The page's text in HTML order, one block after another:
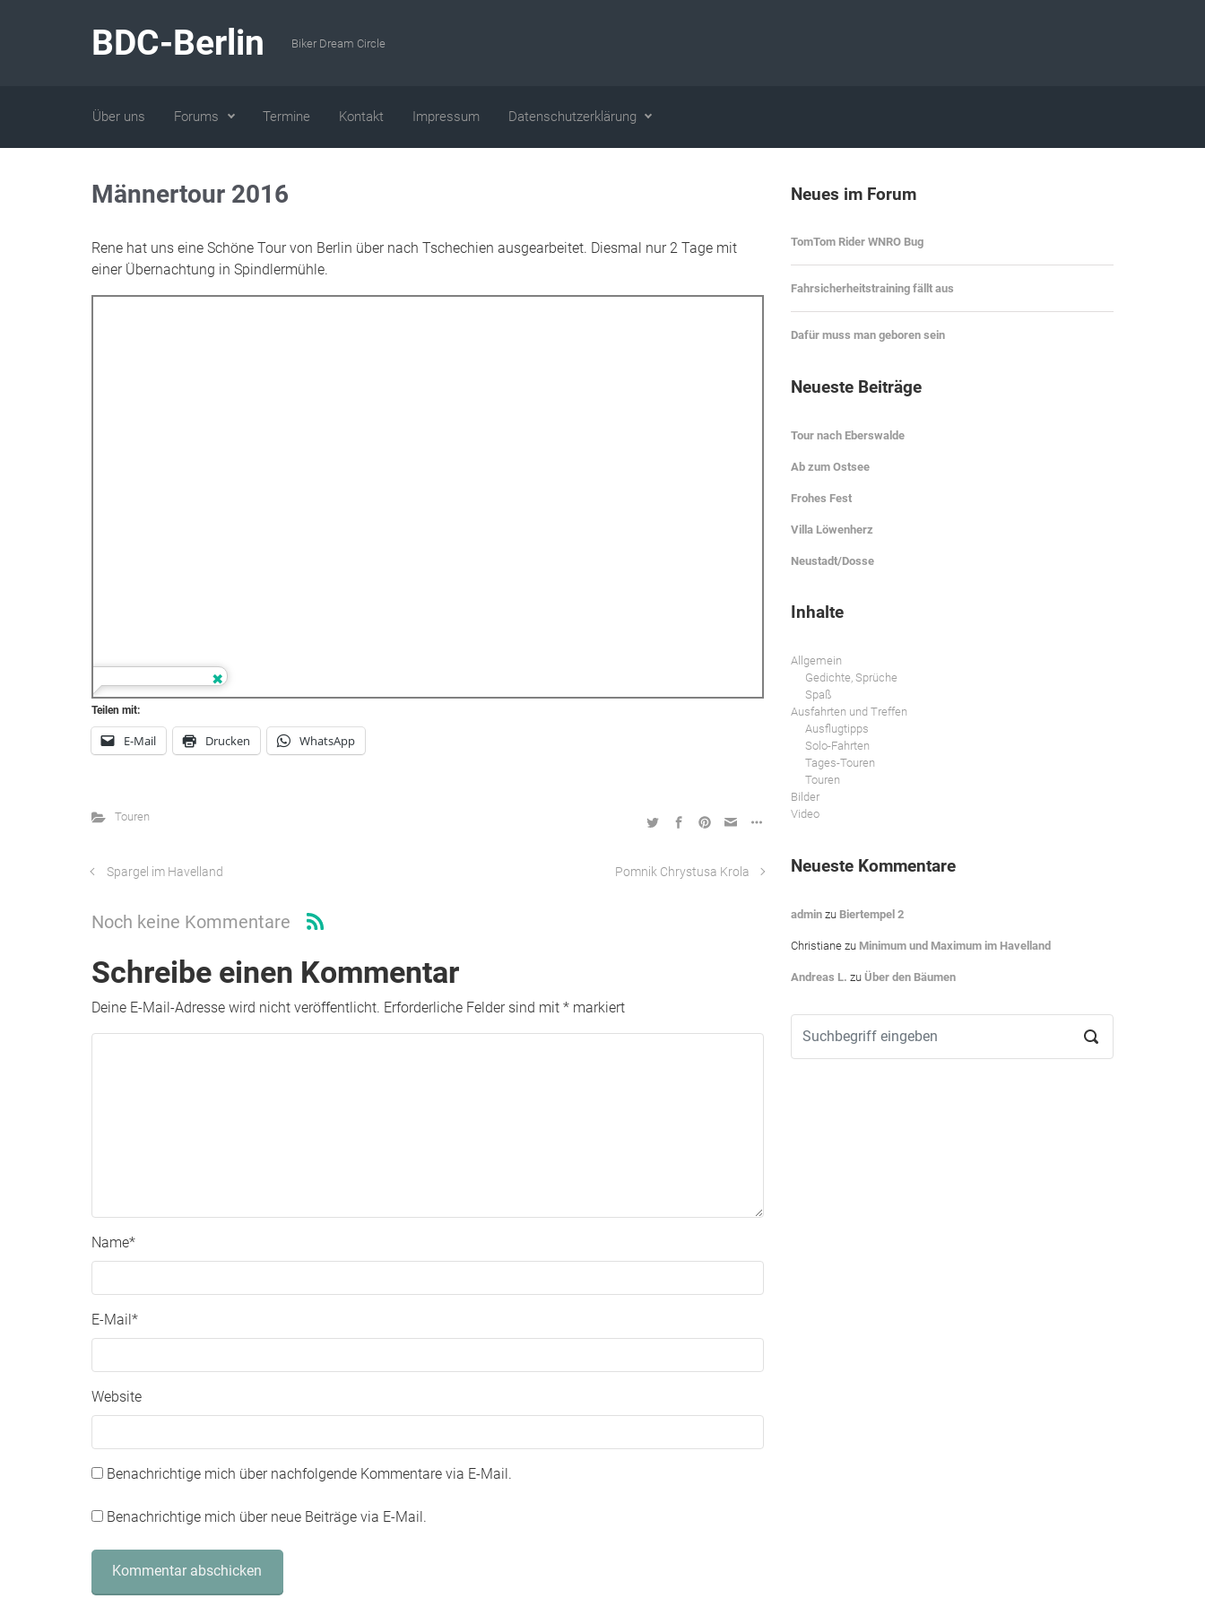
BDC-Berlin Biker Dream Circle
Über uns Forums Termine Kontakt Impressum Datenschutzerklärung
Männertour 2016
Rene hat uns eine Schöne Tour von Berlin über nach Tschechien ausgearbeitet. Diesmal nur 2 Tage mit
einer Übernachtung in Spindlermühle.
Teilen mit:
E-Mail Drucken WhatsApp
Touren
Spargel im Havelland Pomnik Chrystusa Krola
Noch keine Kommentare
Schreibe einen Kommentar
Deine E-Mail-Adresse wird nicht veröffentlicht. Erforderliche Felder sind mit * markiert
Name*
E-Mail *
Website
Benachrichtige mich über nachfolgende Kommentare via E-Mail.
Benachrichtige mich über neue Beiträge via E-Mail.
Neues im Forum
TomTom Rider WNRO Bug
Fahrsicherheitstraining fällt aus
Dafür muss man geboren sein
Neueste Beiträge
Tour nach Eberswalde
Ab zum Ostsee
Frohes Fest
Villa Löwenherz
Neustadt/Dosse
Inhalte
Allgemein
Gedichte, Sprüche
Spaß
Ausfahrten und Treffen
Ausflugtipps
Solo-Fahrten
Tages-Touren
Touren
Bilder
Video
Neueste Kommentare
admin zu Biertempel 2
Christiane zu Minimum und Maximum im Havelland
Andreas L. zu Über den Bäumen